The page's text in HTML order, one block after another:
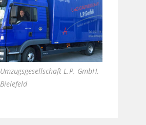
Umzugsgesellschaft L.P. GmbH,
Bielefeld